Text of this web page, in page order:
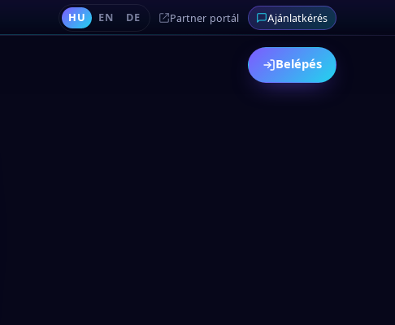
HU EN DE Partner portál Ajánlatkérés
Belépés